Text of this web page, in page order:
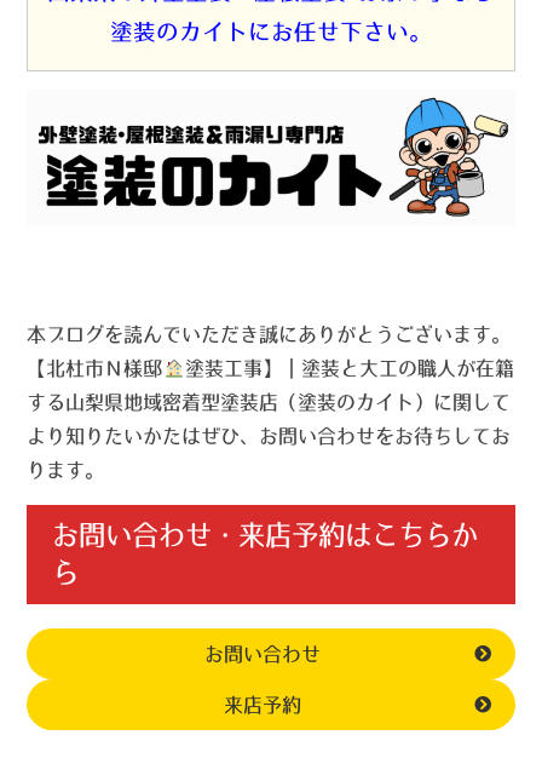
塗装のカイトにお任せ下さい。
本ブログを読んでいただき誠にありがとうございます。
【北杜市Ｎ様邸
塗装工事】｜塗装と大工の職人が在籍
する山梨県地域密着型塗装店（塗装のカイト）に関して
より知りたいかたはぜひ、お問い合わせをお待ちしてお
ります。
お問い合わせ・来店予約はこちらか
ら
お問い合わせ
来店予約